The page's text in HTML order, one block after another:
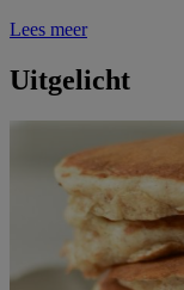
Lees meer
Uitgelicht